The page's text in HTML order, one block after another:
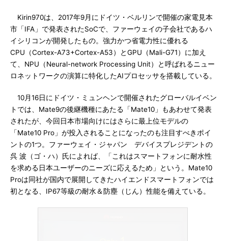
Kirin970は、2017年9月にドイツ・ベルリンで開催の家電見本
市「IFA」で発表されたSoCで、ファーウェイの子会社であるハ
イシリコンが開発したもの。強力かつ省電力性に優れる
CPU（Cortex-A73+Cortex-A53）とGPU（Mali-G71）に加え
て、NPU（Neural-network Processing Unit）と呼ばれるニュー
ロネットワークの演算に特化したAIプロセッサを搭載している。
10月16日にドイツ・ミュンヘンで開催されたグローバルイベン
トでは、Mate9の後継機種にあたる「Mate10」もあわせて発表
されたが、今回日本市場向けにはさらに最上位モデルの
「Mate10 Pro」が投入されることになったのも注目すべきポイ
ントの1つ。ファーウェイ・ジャパン デバイスプレジデントの
呉 波（ゴ・ハ）氏によれば、「これはスマートフォンに耐水性
を求める日本ユーザーのニーズに応えるため」という。Mate10
Proは同社が国内で展開してきたハイエンドスマートフォンでは
初となる、IP67等級の耐水＆防塵（じん）性能を備えている。